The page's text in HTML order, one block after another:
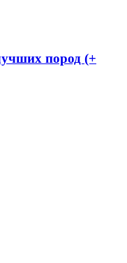
пород (+